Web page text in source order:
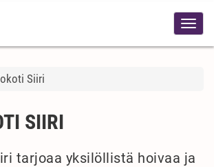
Siiri
SIIRI
tarjoaa yksilöllistä hoivaa ja